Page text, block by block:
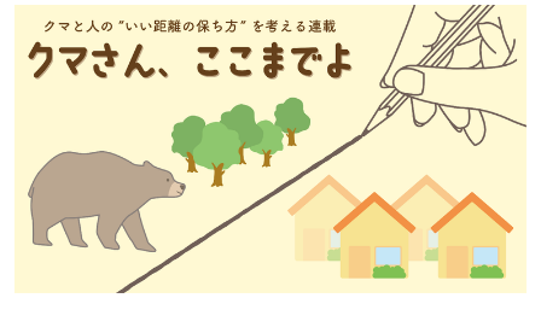
閉じる